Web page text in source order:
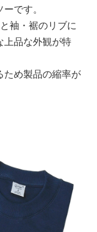
です。
袖・裾のリブに
上品な外観が特
ため製品の縮率が